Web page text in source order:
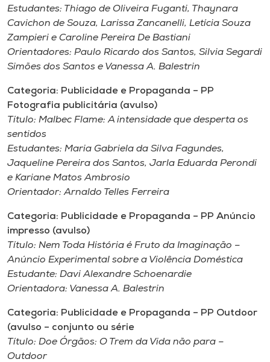
Estudantes: Thiago de Oliveira Fuganti, Thaynara
Cavichon de Souza, Larissa Zancanelli, Letícia Souza
Zampieri e Caroline Pereira De Bastiani
Orientadores: Paulo Ricardo dos Santos, Silvia Segardi
Simões dos Santos e Vanessa A. Balestrin
Categoria: Publicidade e Propaganda – PP
Fotografia publicitária (avulso)
Título: Malbec Flame: A intensidade que desperta os
sentidos
Estudantes: Maria Gabriela da Silva Fagundes,
Jaqueline Pereira dos Santos, Jarla Eduarda Perondi
e Kariane Matos Ambrosio
Orientador: Arnaldo Telles Ferreira
Categoria: Publicidade e Propaganda – PP Anúncio
impresso (avulso)
Título: Nem Toda História é Fruto da Imaginação –
Anúncio Experimental sobre a Violência Doméstica
Estudante: Davi Alexandre Schoenardie
Orientadora: Vanessa A. Balestrin
Categoria: Publicidade e Propaganda – PP Outdoor
(avulso – conjunto ou série
Título: Doe Órgãos: O Trem da Vida não para –
Outdoor